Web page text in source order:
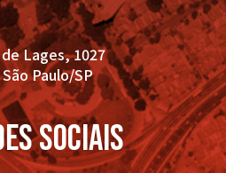
Lages, 1027
Paulo/SP
sociais